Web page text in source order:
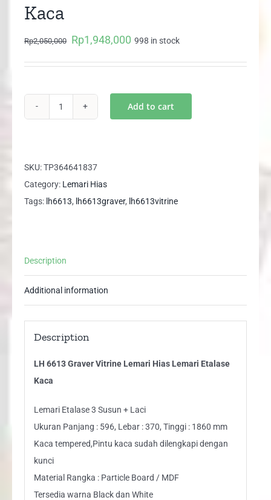
Kaca
Rp2,050,000
Original
Rp1,948,000 Current
998 in stock
Benefit
Seri
Vitrine
quantity
Add to cart
SKU:TP364641837
Category: Lemari Hias
Tags: lh6613, lh6613graver, lh6613vitrine
Description
Additional information
Description
LH 6613 Graver Vitrine Lemari Hias Lemari Etalase
Kaca
Lemari Etalase 3 Susun + Laci
Ukuran Panjang : 596, Lebar : 370, Tinggi : 1860 mm
Kaca tempered,Pintu kaca sudah dilengkapi dengan
kunci
Material Rangka : Particle Board / MDF
Tersedia warna Black dan White